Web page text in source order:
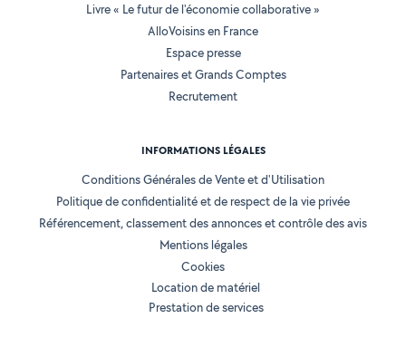
Livre « Le futur de l'économie collaborative »
AlloVoisins en France
Espace presse
Partenaires et Grands Comptes
Recrutement
INFORMATIONS LÉGALES
Conditions Générales de Vente et d'Utilisation
Politique de confidentialité et de respect de la vie privée
Référencement, classement des annonces et contrôle des avis
Mentions légales
Cookies
Location de matériel
Prestation de services